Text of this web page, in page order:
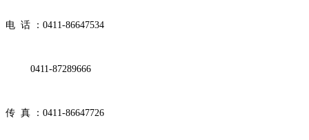
电 话 ：0411-86647534
0411-87289666
传 真 ：0411-86647726